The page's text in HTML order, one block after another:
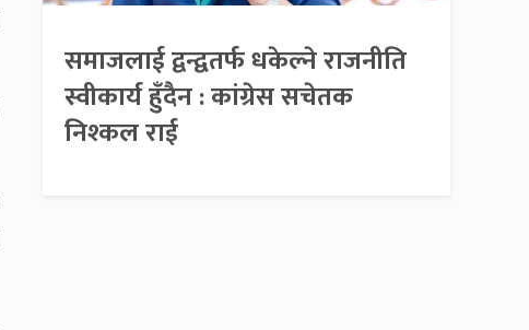
समाजलाई द्वन्द्वतर्फ धकेल्ने राजनीति
स्वीकार्य हुँदैन : कांग्रेस सचेतक
निश्कल राई